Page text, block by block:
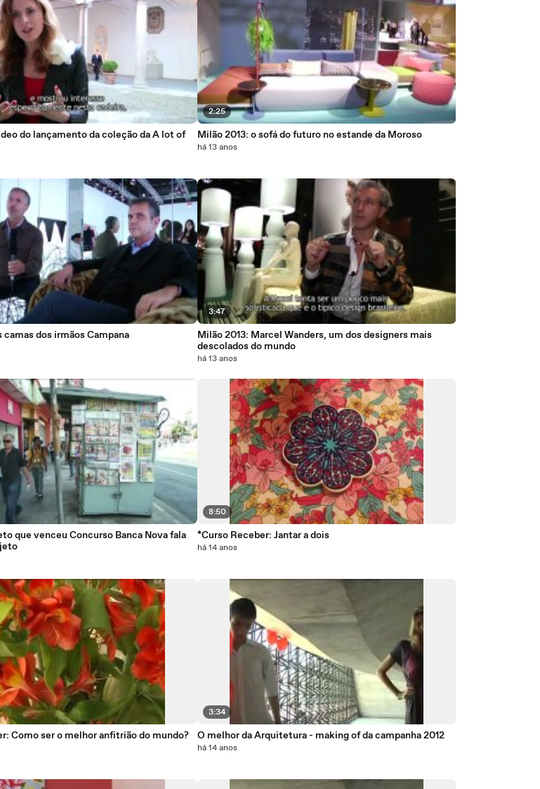
do lançamento da coleção da A lot of
camas dos irmãos Campana
que venceu Concurso Banca Nova fala
Como ser o melhor anfitrião do mundo?
2:25
Milão 2013: o sofá do futuro no estande da Moroso
há 13 anos
3:47
Milão 2013: Marcel Wanders, um dos designers mais
descolados do mundo
há 13 anos
8:50
*Curso Receber: Jantar a dois
há 14 anos
3:34
O melhor da Arquitetura - making of da campanha 2012
há 14 anos